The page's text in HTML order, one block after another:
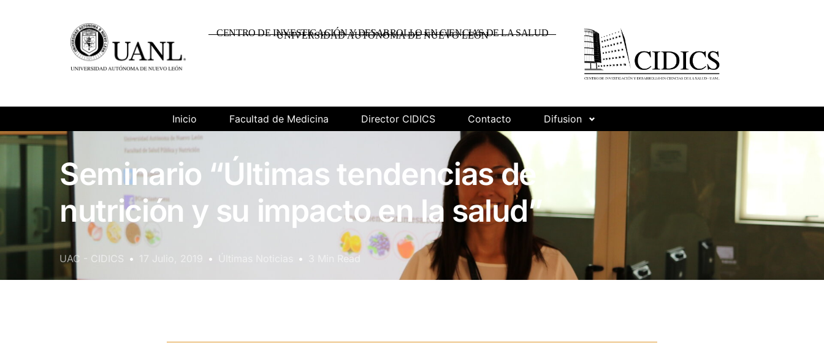
UNIVERSIDAD AUTÓNOMA DE NUEVO LEÓN
CENTRO DE INVESTIGACIÓN Y DESARROLLO EN CIENCIAS DE LA SALUD
Inicio Facultad de Medicina Director CIDICS Contacto Difusion
Seminario “Últimas tendencias de
nutrición y su impacto en la salud”
UAC - CIDICS 17 Julio, 2019 3 Min Read